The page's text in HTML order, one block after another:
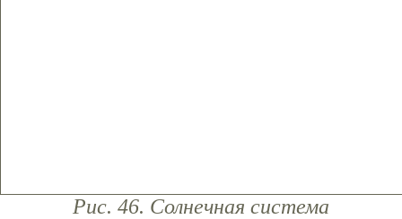
Рис. 46. Солнечная система